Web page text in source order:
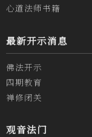
心道法师书籍
最新开示消息
佛法开示
四期教育
禅修闭关
观音法门